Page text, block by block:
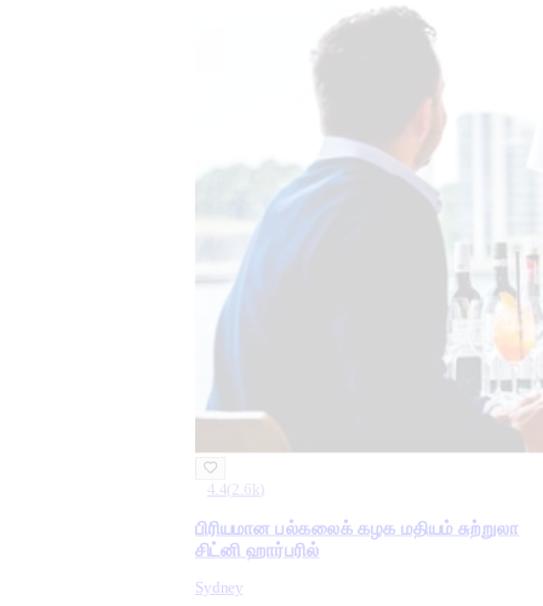
4.4( 2.6k )
பிரியமான பல்கலைக் கழக மதியம் சுற்றுலா
சிட்னி ஹார்பரில்
Sydney